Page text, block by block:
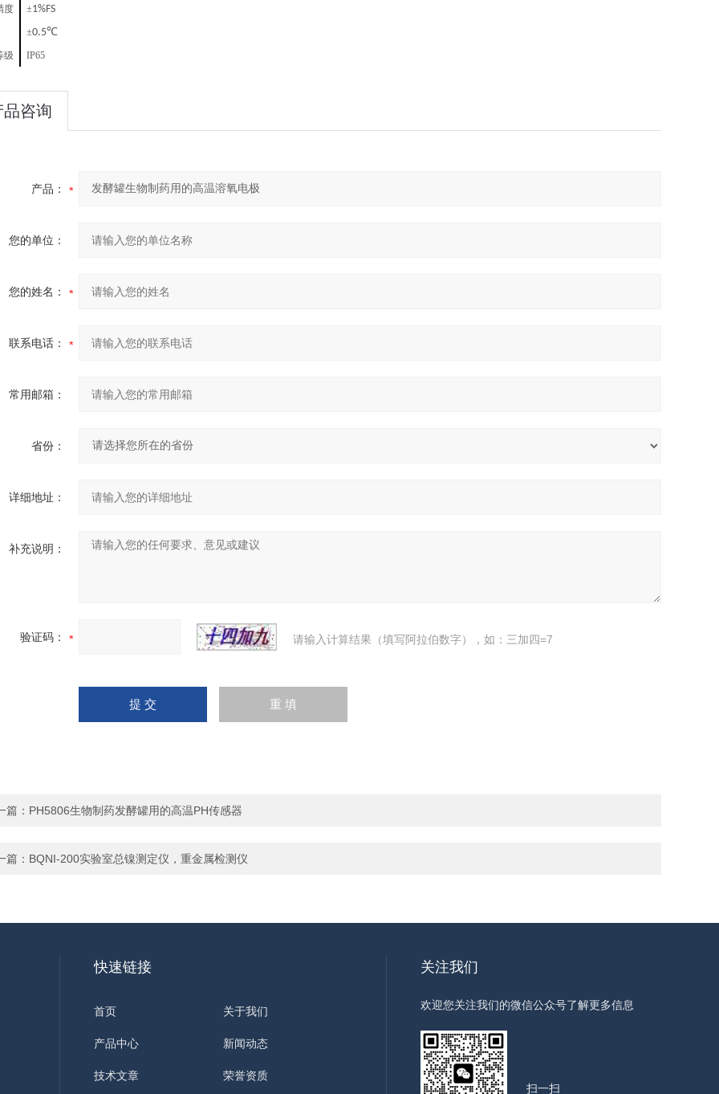
度 ±1%FS
±0.5℃
级 IP65
品咨询
产品：
您的单位：
您的姓名：
联系电话：
常用邮箱：
省份：
详细地址：
补充说明：
验证码： 请输入计算结果（填写阿拉伯数字），如：三加四=7
篇： PH5806生物制药发酵罐用的高温PH传感器
篇： BQNI-200实验室总镍测定仪，重金属检测仪
快速链接
首页 关于我们
产品中心 新闻动态
技术文章 荣誉资质
关注我们
欢迎您关注我们的微信公众号了解更多信息
扫一扫